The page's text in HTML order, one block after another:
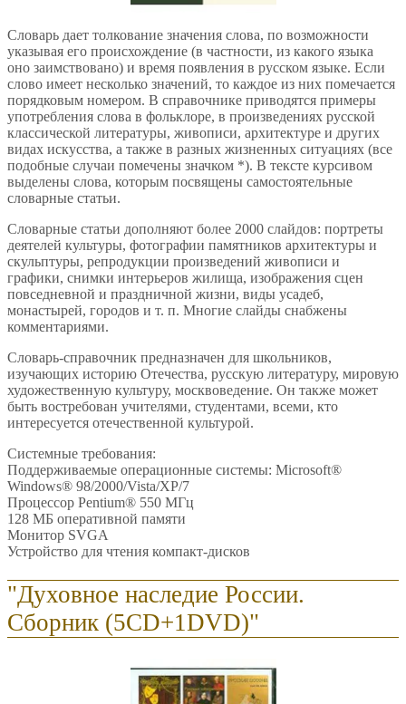
Словарь дает толкование значения слова, по возможности
указывая его происхождение (в частности, из какого языка
оно заимствовано) и время появления в русском языке. Если
слово имеет несколько значений, то каждое из них помечается
порядковым номером. В справочнике приводятся примеры
употребления слова в фольклоре, в произведениях русской
классической литературы, живописи, архитектуре и других
видах искусства, а также в разных жизненных ситуациях (все
подобные случаи помечены значком *). В тексте курсивом
выделены слова, которым посвящены самостоятельные
словарные статьи.
Словарные статьи дополняют более 2000 слайдов: портреты
деятелей культуры, фотографии памятников архитектуры и
скульптуры, репродукции произведений живописи и
графики, снимки интерьеров жилища, изображения сцен
повседневной и праздничной жизни, виды усадеб,
монастырей, городов и т. п. Многие слайды снабжены
комментариями.
Словарь-справочник предназначен для школьников,
изучающих историю Отечества, русскую литературу, мировую
художественную культуру, москвоведение. Он также может
быть востребован учителями, студентами, всеми, кто
интересуется отечественной культурой.
Системные требования:
Поддерживаемые операционные системы: Microsoft®
Windows® 98/2000/Vista/XP/7
Процессор Pentium® 550 МГц
128 МБ оперативной памяти
Монитор SVGA
Устройство для чтения компакт-дисков
"Духовное наследие России.
Сборник (5CD+1DVD)"